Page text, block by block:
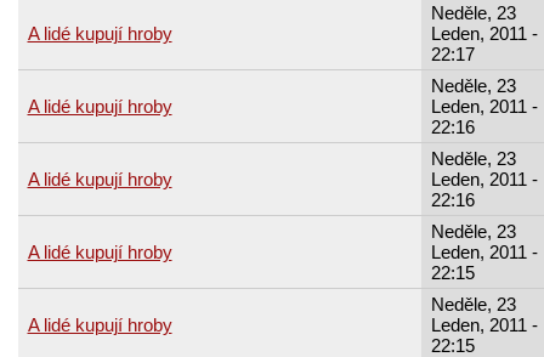
A lidé kupují hroby
Neděle, 23
Leden, 2011 -
22:17
A lidé kupují hroby
Neděle, 23
Leden, 2011 -
22:16
A lidé kupují hroby
Neděle, 23
Leden, 2011 -
22:16
A lidé kupují hroby
Neděle, 23
Leden, 2011 -
22:15
A lidé kupují hroby
Neděle, 23
Leden, 2011 -
22:15